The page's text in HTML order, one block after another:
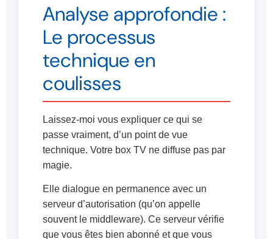
Analyse approfondie :
Le processus
technique en
coulisses
Laissez-moi vous expliquer ce qui se
passe vraiment, d’un point de vue
technique. Votre box TV ne diffuse pas par
magie.
Elle dialogue en permanence avec un
serveur d’autorisation (qu’on appelle
souvent le middleware). Ce serveur vérifie
que vous êtes bien abonné et que vous